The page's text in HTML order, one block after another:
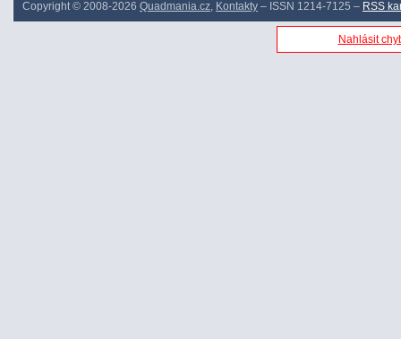
Copyright © 2008-2026 Quadmania.cz, Kontakty – ISSN 1214-7125 – RSS
Nahlásit